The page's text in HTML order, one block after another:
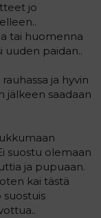
jo
tai huomenna
uuden paidan..
ja hyvin
jälkeen saadaan
suostu olemaan
ja pupuaan.
kai tästä